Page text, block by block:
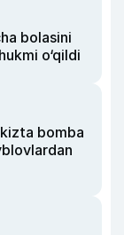
bolasini
o‘qildi
bomba